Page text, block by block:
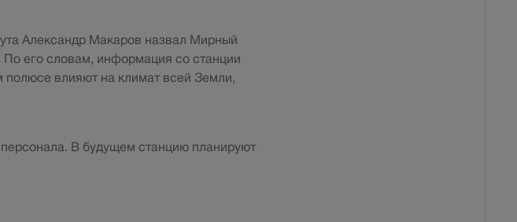
Александр Макаров назвал Мирный
По его словам, информация со станции
влияют на климат всей Земли,
В будущем станцию планируют